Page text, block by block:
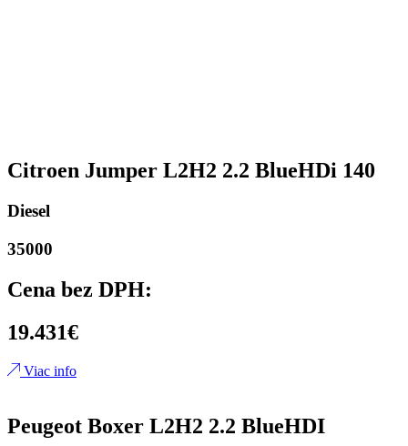
Citroen Jumper L2H2 2.2 BlueHDi 140
Diesel
35000
Cena bez DPH:
19.431€
Viac info
Peugeot Boxer L2H2 2.2 BlueHDI